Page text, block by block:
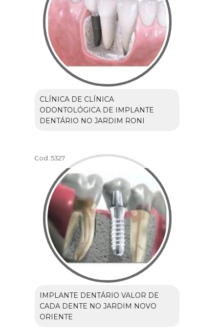
CLÍNICA DE CLÍNICA
ODONTOLÓGICA DE IMPLANTE
DENTÁRIO NO JARDIM RONI
Cod.:5327
IMPLANTE DENTÁRIO VALOR DE
CADA DENTE NO JARDIM NOVO
ORIENTE